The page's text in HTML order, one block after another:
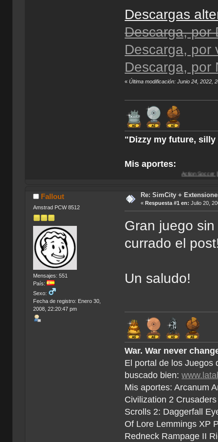
Descargas
Descarga, por
Descarga, por
Descarga, por
«Última modificación: Junio 24, 2022,
"Dizzy my future, silly
Mis aportes:
Action Soccer [Imagen CD]-
Fallout
Amstrad PCW 8512
Mensajes: 551
País:
Sexo:
Fecha de registro: Enero 30,
2008, 22:20:47 pm
Re: SimCity +
« Respuesta #1 en: Julio 20,
Gran juego
currado el
Un saludo!
War. War never
El portal de los Juegos
buscado bien:
Mis aportes: Arcanum
Civilization 2
Scrolls 2: Daggerfall
Of Lore Lemmings XP
Redneck Rampage II